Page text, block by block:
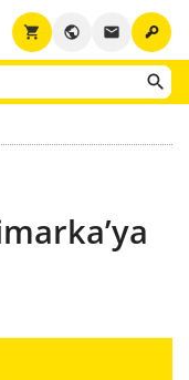
key
email
public
shopping_cart